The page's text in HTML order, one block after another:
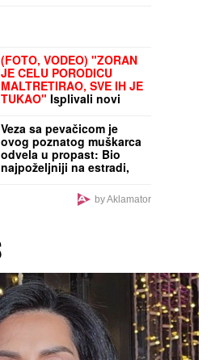
ovog filma"
(FOTO, VIDEO) NEBO SE
ODJEDNOM ZACRNILO,
SNAŽAN PLJUSAK SE
SRUČIO NA BEOGRAD!